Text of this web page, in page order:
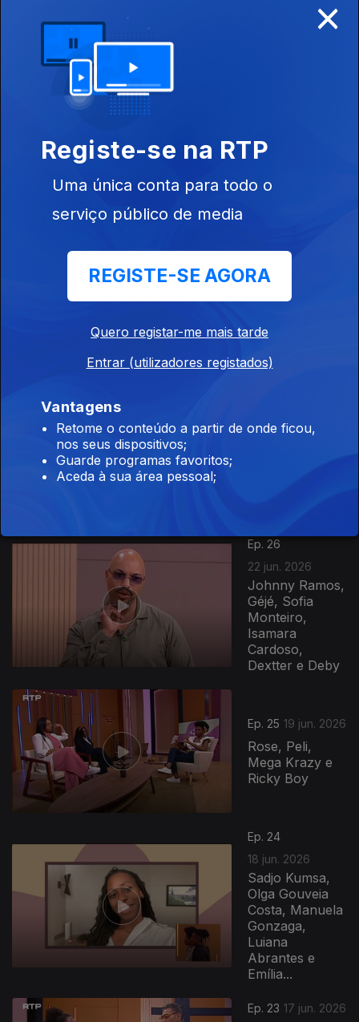
Paula Bravo,
Nah Cardoso,
25 jun. 2026
Independência
Ep. 28
24 jun. 2026
Less Essy, Luís
Straga, Cadita,
Madalena
Santos
Vlado Coast, Ori
Ep. 26
22 jun. 2026
Johnny Ramos,
Géjé, Sofia
Monteiro,
Isamara
Cardoso,
Dextter e Deby
Ep. 25 19 jun. 2026
Rose, Peli,
Mega Krazy e
Ricky Boy
937080
Ep. 24
18 jun. 2026
Sadjo Kumsa,
Olga Gouveia
Costa, Manuela
Gonzaga,
Luiana
Abrantes e
Emília...
Ep. 23 17 jun. 2026
×
Registe-se na RTP
Uma única conta para todo o
serviço público de media
REGISTE-SE AGORA
Quero registar-me mais tarde
Entrar (utilizadores registados)
Vantagens
Retome o conteúdo a partir de onde ficou,
nos seus dispositivos;
Guarde programas favoritos;
Aceda à sua área pessoal;